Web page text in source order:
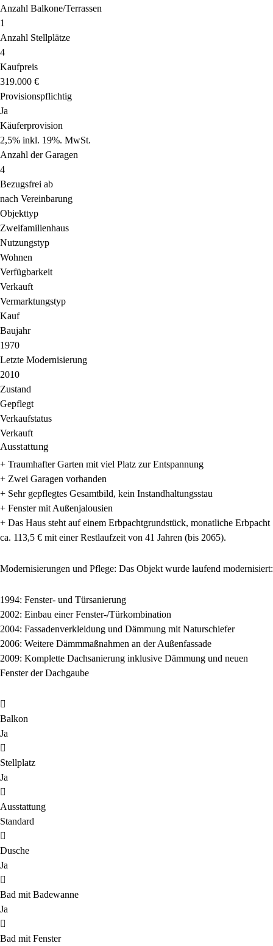
Anzahl Balkone/Terrassen
1
Anzahl Stellplätze
4
Kaufpreis
319.000 €
Provisionspflichtig
Ja
Käuferprovision
2,5% inkl. 19%. MwSt.
Anzahl der Garagen
4
Bezugsfrei ab
nach Vereinbarung
Objekttyp
Zweifamilienhaus
Nutzungstyp
Wohnen
Verfügbarkeit
Verkauft
Vermarktungstyp
Kauf
Baujahr
1970
Letzte Modernisierung
2010
Zustand
Gepflegt
Verkaufstatus
Verkauft
Ausstattung
+ Traumhafter Garten mit viel Platz zur Entspannung
+ Zwei Garagen vorhanden
+ Sehr gepflegtes Gesamtbild, kein Instandhaltungsstau
+ Fenster mit Außenjalousien
+ Das Haus steht auf einem Erbpachtgrundstück, monatliche Erbpacht
ca. 113,5 € mit einer Restlaufzeit von 41 Jahren (bis 2065).
Modernisierungen und Pflege: Das Objekt wurde laufend modernisiert:
1994: Fenster- und Türsanierung
2002: Einbau einer Fenster-/Türkombination
2004: Fassadenverkleidung und Dämmung mit Naturschiefer
2006: Weitere Dämmmaßnahmen an der Außenfassade
2009: Komplette Dachsanierung inklusive Dämmung und neuen
Fenster der Dachgaube
Balkon
Ja
Stellplatz
Ja
Ausstattung
Standard
Dusche
Ja
Bad mit Badewanne
Ja
Bad mit Fenster